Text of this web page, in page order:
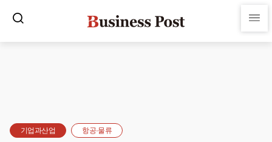
기업과산업 항공·물류